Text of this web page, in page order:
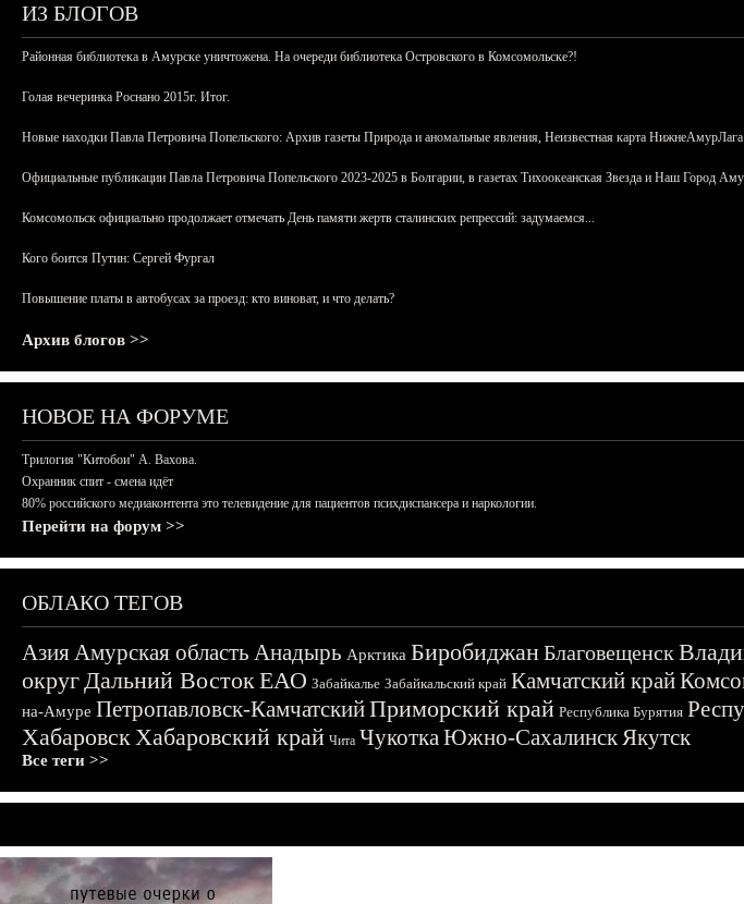
ИЗ БЛОГОВ
Районная библиотека в Амурске уничтожена. На очереди библиотека Островского в Комсомольске?!
Голая вечеринка Роснано 2015г. Итог.
Новые находки Павла Петровича Попельского: Архив газеты Природа и аномальные явления, Неизвестная карта
Официальные публикации Павла Петровича Попельского 2023-2025 в Болгарии, в газетах Тихоокеанская Звезда и Наш Город
Комсомольск официально продолжает отмечать День памяти жертв сталинских репрессий: задумаемся...
Кого боится Путин: Сергей Фургал
Повышение платы в автобусах за проезд: кто виноват, и что делать?
Архив блогов >>
НОВОЕ НА ФОРУМЕ
Трилогия "Китобои" А. Вахова.
Охранник спит - смена идёт
80% российского медиаконтента это телевидение для пациентов психдиспансера и наркологии.
Перейти на форум >>
ОБЛАКО ТЕГОВ
АзияАмурская область Анадырь Арктика БиробиджанБлаговещенск
округДальний ВостокЕАО Забайкалье Забайкальский край Камчатский край
на-Амуре Петропавловск-КамчатскийПриморский край Республика Бурятия
ХабаровскХабаровский край Чита ЧукоткаЮжно-СахалинскЯкутск
Все теги >>